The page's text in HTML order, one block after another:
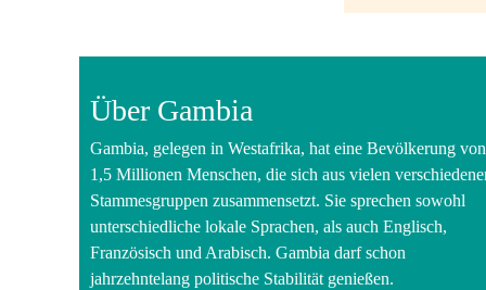
Über Gambia
Gambia, gelegen in Westafrika, hat eine Bevölkerung von
1,5 Millionen Menschen, die sich aus vielen
Stammesgruppen zusammensetzt. Sie sprechen sowohl
unterschiedliche lokale Sprachen, als auch Englisch,
Französisch und Arabisch. Gambia darf schon
jahrzehntelang politische Stabilität genießen.